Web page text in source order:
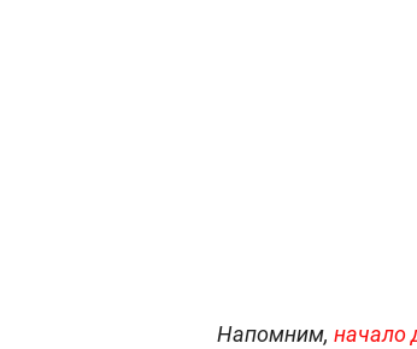
Напомним, начало